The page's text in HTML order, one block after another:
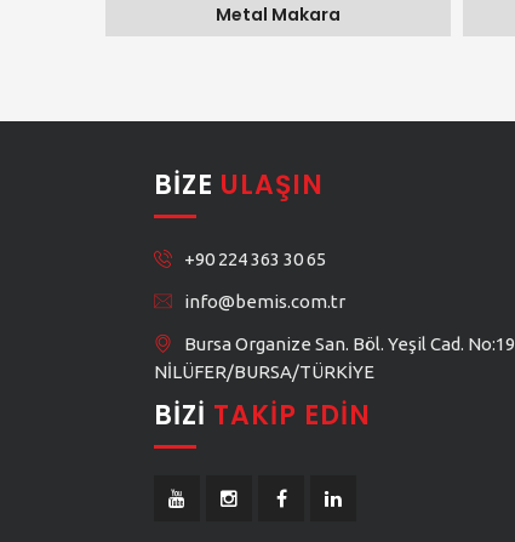
Metal Makara
BIZE ULAŞIN
+90 224 363 30 65
info@bemis.com.tr
Bursa Organize San. Böl. Yeşil Cad. No:19
NİLÜFER/BURSA/TÜRKİYE
BIZI TAKIP EDIN